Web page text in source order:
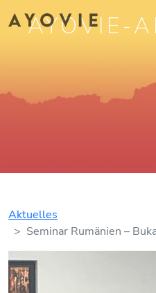
AYOVIE-
Aktuelles
Seminar Rumänien –